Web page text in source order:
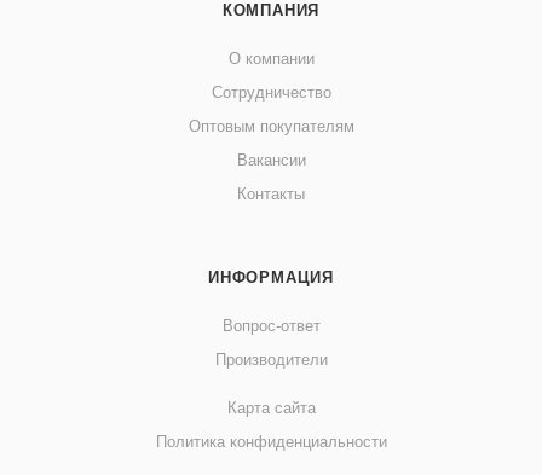
КОМПАНИЯ
О компании
Сотрудничество
Оптовым покупателям
Вакансии
Контакты
ИНФОРМАЦИЯ
Вопрос-ответ
Производители
Карта сайта
Политика конфиденциальности